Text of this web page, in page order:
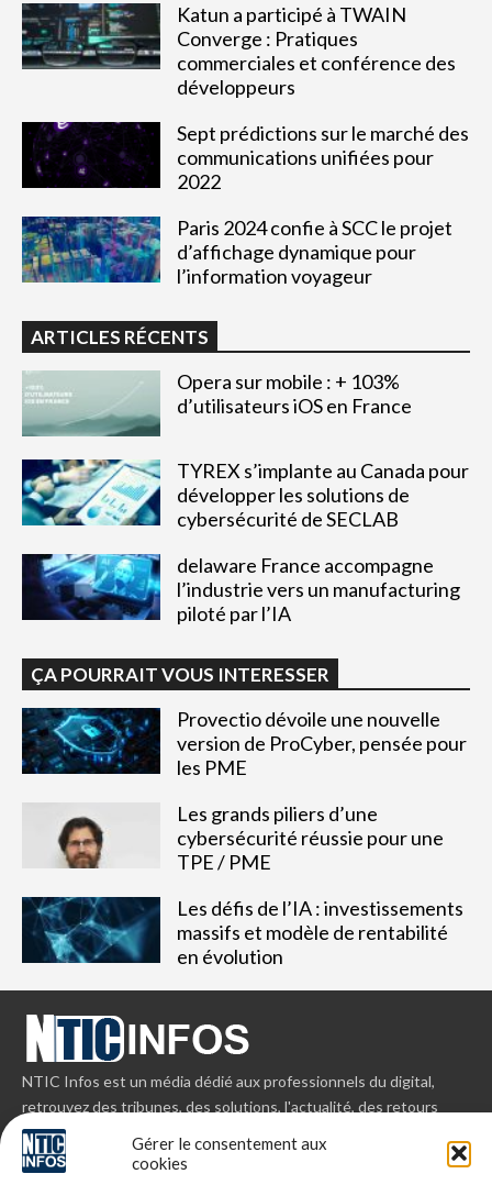
Gérer le consentement aux
cookies
Katun a participé à TWAIN
Converge : Pratiques
commerciales et conférence des
développeurs
Sept prédictions sur le marché des
communications unifiées pour
2022
Paris 2024 confie à SCC le projet
d’affichage dynamique pour
l’information voyageur
ARTICLES RÉCENTS
Opera sur mobile : + 103%
d’utilisateurs iOS en France
TYREX s’implante au Canada pour
développer les solutions de
cybersécurité de SECLAB
delaware France accompagne
l’industrie vers un manufacturing
piloté par l’IA
ÇA POURRAIT VOUS INTERESSER
Provectio dévoile une nouvelle
version de ProCyber, pensée pour
les PME
Les grands piliers d’une
cybersécurité réussie pour une
TPE / PME
Les défis de l’IA : investissements
massifs et modèle de rentabilité
en évolution
NTIC Infos est un média dédié aux professionnels du digital,
retrouvez des tribunes, des solutions, l'actualité, des retours
d'utilisateurs, des évènements, des livres blancs et les
nominations du secteur. Retrouvez toutes les informations NTIC